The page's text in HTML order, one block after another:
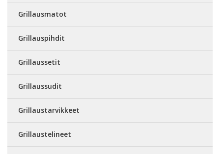
Grillausmatot
Grillauspihdit
Grillaussetit
Grillaussudit
Grillaustarvikkeet
Grillaustelineet